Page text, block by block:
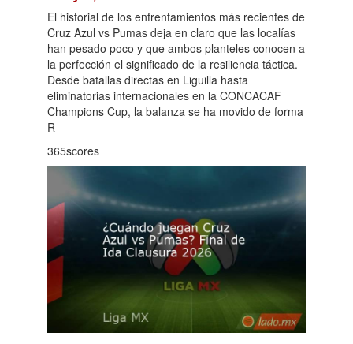
El historial de los enfrentamientos más recientes de
Cruz Azul vs Pumas deja en claro que las localías
han pesado poco y que ambos planteles conocen a
la perfección el significado de la resiliencia táctica.
Desde batallas directas en Liguilla hasta
eliminatorias internacionales en la CONCACAF
Champions Cup, la balanza se ha movido de forma
R
365scores